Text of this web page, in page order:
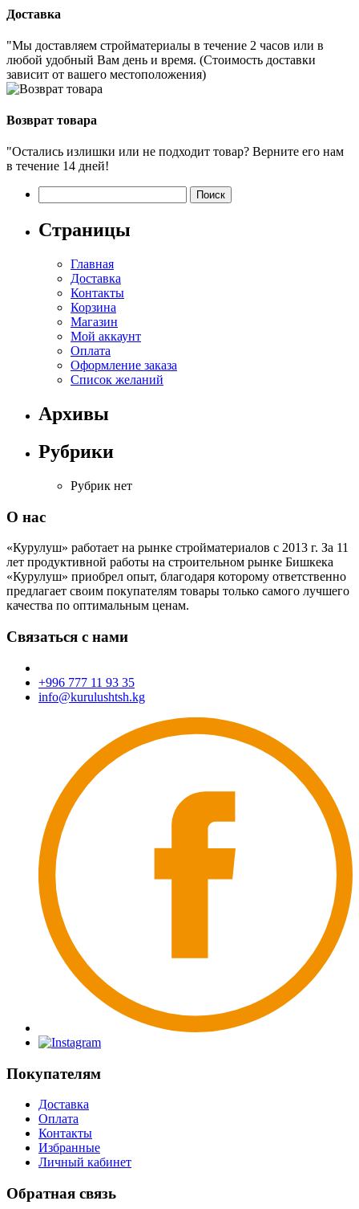
Доставка
"Мы доставляем стройматериалы в течение 2 часов или в
любой удобный Вам день и время. (Стоимость доставки
зависит от вашего местоположения)
Возврат товара
"Остались излишки или не подходит товар? Верните его нам
в течение 14 дней!
Страницы
Главная
Доставка
Контакты
Корзина
Магазин
Мой аккаунт
Оплата
Оформление заказа
Список желаний
Архивы
Рубрики
Рубрик нет
О нас
«Курулуш» работает на рынке стройматериалов с 2013 г. За 11
лет продуктивной работы на строительном рынке Бишкека
«Курулуш» приобрел опыт, благодаря которому ответственно
предлагает своим покупателям товары только самого лучшего
качества по оптимальным ценам.
Связаться с нами
+996 777 11 93 35
info@kurulushtsh.kg
Покупателям
Доставка
Оплата
Контакты
Избранные
Личный кабинет
Обратная связь